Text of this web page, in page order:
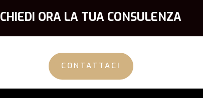
CHIEDI ORA LA TUA CONSULENZA
CONTATTACI